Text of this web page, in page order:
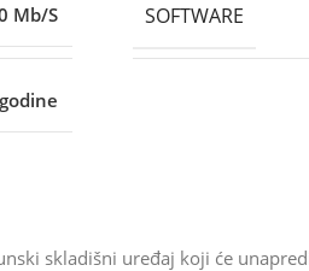
Mb/S SOFTWARE
skladišni uređaj koji će